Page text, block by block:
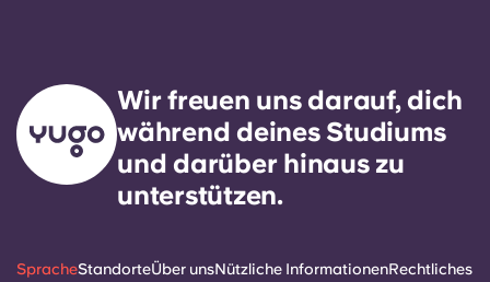
Wir freuen uns darauf, dich
während deines Studiums
und darüber hinaus zu
unterstützen.
SpracheStandorteÜber unsNützliche InformationenRechtliches